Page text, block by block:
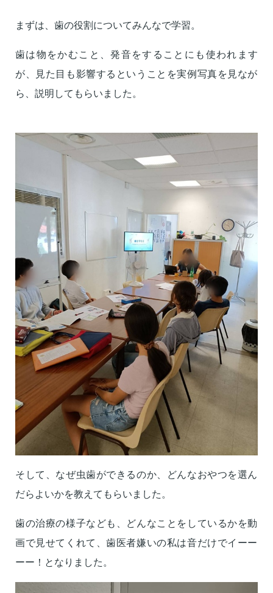
まずは、歯の役割についてみんなで学習。
歯は物をかむこと、発音をすることにも使われます
が、
見た目も影響するということを実例写真を見なが
ら、説明してもらいました。
そして、なぜ虫歯ができるのか、
どんなおやつを選ん
だらよいかを教えてもらいました。
歯の治療の様子なども、 どんなことをしているかを動
画で見せてくれて、歯医者嫌いの私は音だけでイーー
ーー！となりました。